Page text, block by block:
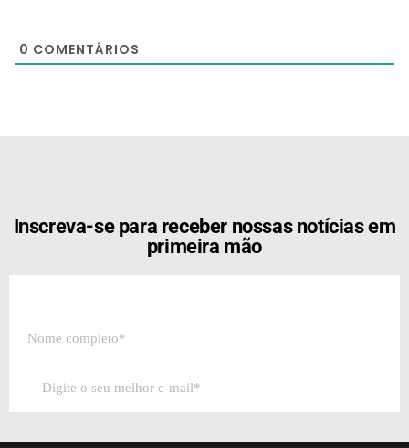
0 COMENTÁRIOS
Inscreva-se para receber nossas notícias em
primeira mão